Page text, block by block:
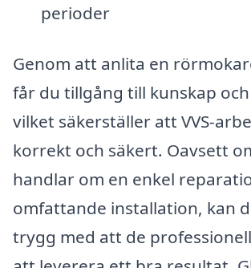
perioder
Genom att anlita en
får du tillgång till kunskap
vilket säkerställer att VVS-
korrekt och säkert. Oavsett
handlar om en enkel
omfattande installation, kan
trygg med att de